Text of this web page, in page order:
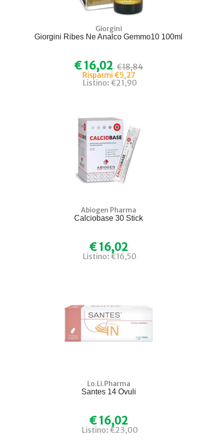
Giorgini
Giorgini Ribes Ne Analco Gemmo10 100ml
€ 16,02 €18,84
Risparmi €5,27
Listino: €21,90
Abiogen Pharma
Calciobase 30 Stick
€ 16,02
Listino: €16,50
Lo.Li.Pharma
Santes 14 Ovuli
€ 16,02
Listino: €23,00